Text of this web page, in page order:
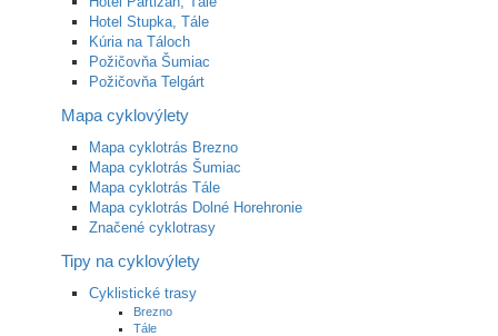
Hotel Stupka, Tále
Kúria na Táloch
Požičovňa Šumiac
Požičovňa Telgárt
Mapa cyklovýlety
Mapa cyklotrás Brezno
Mapa cyklotrás Šumiac
Mapa cyklotrás Tále
Mapa cyklotrás Dolné Horehronie
Značené cyklotrasy
Tipy na cyklovýlety
Cyklistické trasy
Brezno
Tále